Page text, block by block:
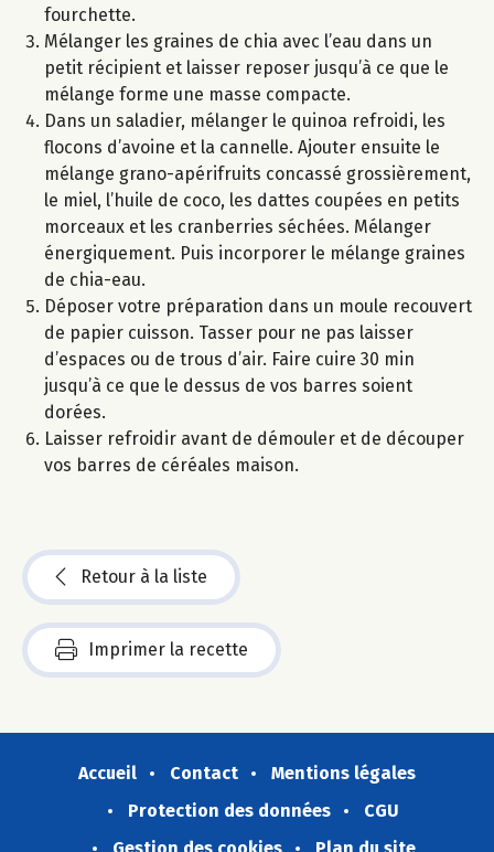
fourchette.
Mélanger les graines de chia avec l’eau dans un
petit récipient et laisser reposer jusqu’à ce que le
mélange forme une masse compacte.
Dans un saladier, mélanger le quinoa refroidi, les
flocons d’avoine et la cannelle. Ajouter ensuite le
mélange grano-apérifruits concassé grossièrement,
le miel, l’huile de coco, les dattes coupées en petits
morceaux et les cranberries séchées. Mélanger
énergiquement. Puis incorporer le mélange graines
de chia-eau.
Déposer votre préparation dans un moule recouvert
de papier cuisson. Tasser pour ne pas laisser
d’espaces ou de trous d’air. Faire cuire 30 min
jusqu’à ce que le dessus de vos barres soient
dorées.
Laisser refroidir avant de démouler et de découper
vos barres de céréales maison.
Retour à la liste
Imprimer la recette
Accueil Contact
Mentions légales
Protection des données
CGU